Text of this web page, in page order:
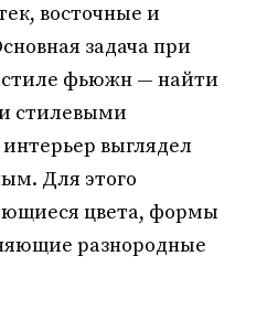
восточные и
задача при
стиле фьюжн — найти
стилевыми
выглядел
Для этого
цвета, формы
разнородные